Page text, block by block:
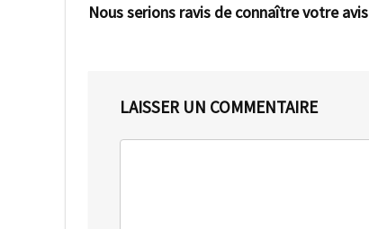
Nous serions ravis de connaître votre avis
LAISSER UN COMMENTAIRE